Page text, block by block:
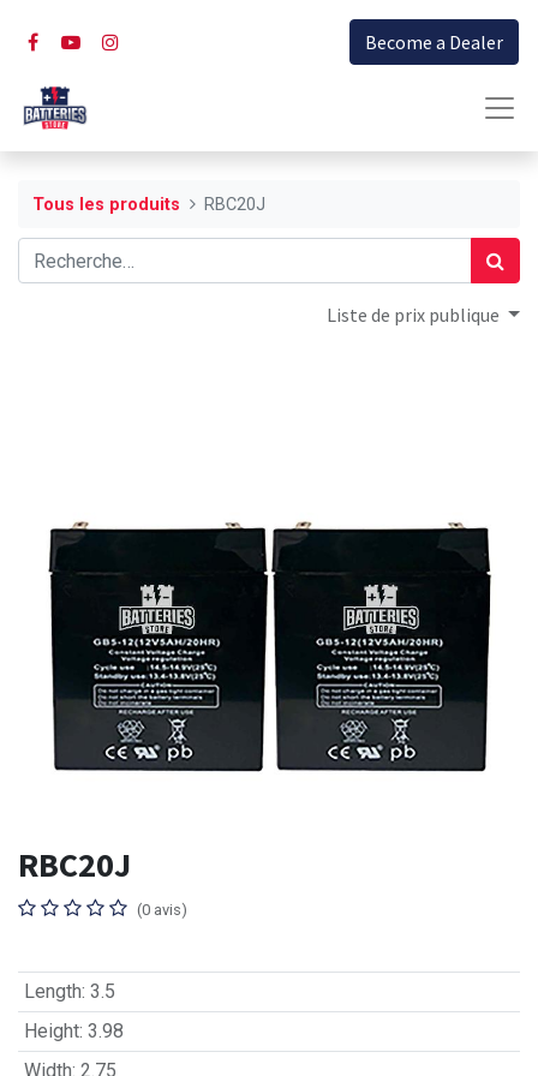
Become a Dealer
Tous les produits RBC20J
Liste de prix publique
RBC20J
(0 avis)
Length: 3.5
Height: 3.98
Width: 2.75